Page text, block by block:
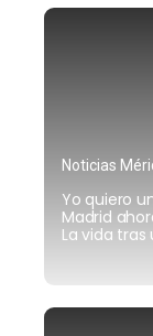
Noticias
Yo quiero
Madrid
La vida tras